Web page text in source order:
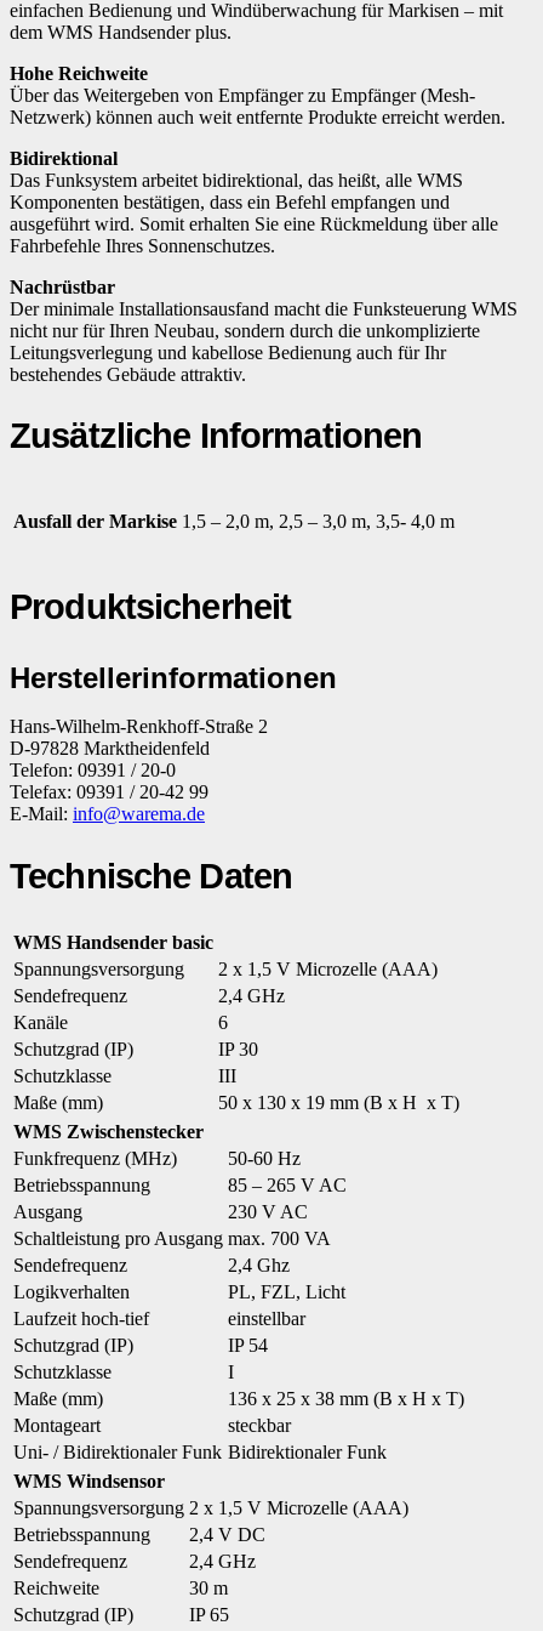
einfachen Bedienung und Windüberwachung für Markisen – mit
dem WMS Handsender plus.
Hohe Reichweite
Über das Weitergeben von Empfänger zu Empfänger (Mesh-
Netzwerk) können auch weit entfernte Produkte erreicht werden.
Bidirektional
Das Funksystem arbeitet bidirektional, das heißt, alle WMS
Komponenten bestätigen, dass ein Befehl empfangen und
ausgeführt wird. Somit erhalten Sie eine Rückmeldung über alle
Fahrbefehle Ihres Sonnenschutzes.
Nachrüstbar
Der minimale Installationsausfand macht die Funksteuerung WMS
nicht nur für Ihren Neubau, sondern durch die unkomplizierte
Leitungsverlegung und kabellose Bedienung auch für Ihr
bestehendes Gebäude attraktiv.
Zusätzliche Informationen
Ausfall der Markise 1,5 – 2,0 m, 2,5 – 3,0 m, 3,5- 4,0 m
Produktsicherheit
Herstellerinformationen
Hans-Wilhelm-Renkhoff-Straße 2
D-97828 Marktheidenfeld
Telefon: 09391 / 20-0
Telefax: 09391 / 20-42 99
E-Mail: info@warema.de
Technische Daten
WMS Handsender basic
Spannungsversorgung
2 x 1,5 V Microzelle (AAA)
Sendefrequenz
2,4 GHz
Kanäle
6
Schutzgrad (IP)
IP 30
Schutzklasse
III
Maße (mm)
50 x 130 x 19 mm (B x H x T)
WMS Zwischenstecker
Funkfrequenz (MHz)
50-60 Hz
Betriebsspannung
85 – 265 V AC
Ausgang
230 V AC
Schaltleistung pro Ausgang max. 700 VA
Sendefrequenz
2,4 Ghz
Logikverhalten
PL, FZL, Licht
Laufzeit hoch-tief
einstellbar
Schutzgrad (IP)
IP 54
Schutzklasse
I
Maße (mm)
136 x 25 x 38 mm (B x H x T)
Montageart
steckbar
Uni- / Bidirektionaler Funk Bidirektionaler Funk
WMS Windsensor
Spannungsversorgung 2 x 1,5 V Microzelle (AAA)
Betriebsspannung
2,4 V DC
Sendefrequenz
2,4 GHz
Reichweite
30 m
Schutzgrad (IP)
IP 65